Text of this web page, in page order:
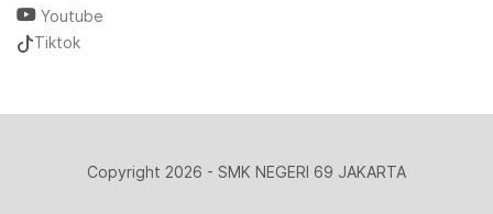
Youtube
Tiktok
Copyright 2026 - SMK NEGERI 69 JAKARTA